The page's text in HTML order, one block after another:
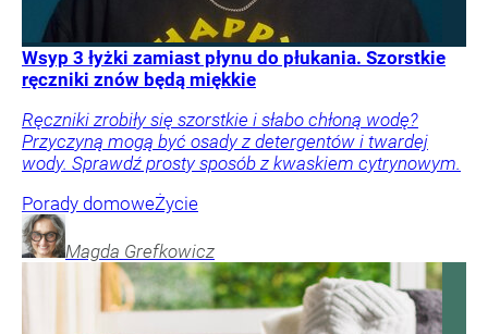
Wsyp 3 łyżki zamiast płynu do płukania. Szorstkie
ręczniki znów będą miękkie
Ręczniki zrobiły się szorstkie i słabo chłoną wodę?
Przyczyną mogą być osady z detergentów i twardej
wody. Sprawdź prosty sposób z kwaskiem cytrynowym.
Porady domoweŻycie
Magda Grefkowicz